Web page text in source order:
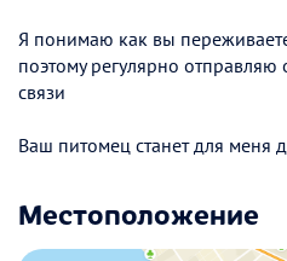
Я понимаю как вы
поэтому регулярно отправляю
связи
Ваш питомец станет для меня
Местоположение